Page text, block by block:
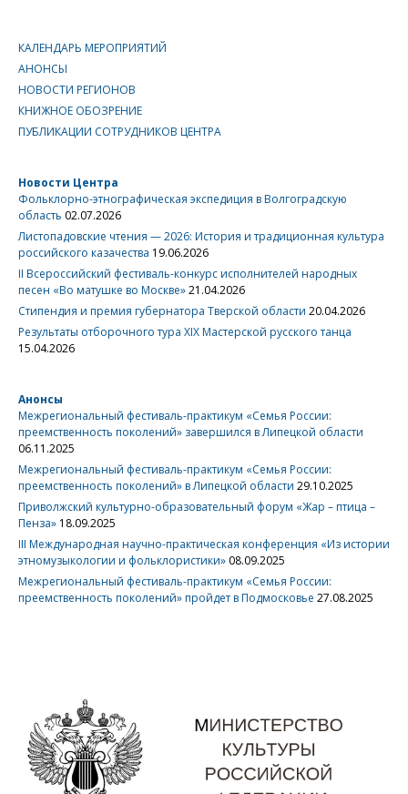
КАЛЕНДАРЬ МЕРОПРИЯТИЙ
АНОНСЫ
НОВОСТИ РЕГИОНОВ
КНИЖНОЕ ОБОЗРЕНИЕ
ПУБЛИКАЦИИ СОТРУДНИКОВ ЦЕНТРА
Новости Центра
Фольклорно-этнографическая экспедиция в Волгоградскую
область 02.07.2026
Листопадовские чтения — 2026: История и традиционная культура
российского казачества 19.06.2026
II Всероссийский фестиваль-конкурс исполнителей народных
песен «Во матушке во Москве»21.04.2026
Стипендия и премия губернатора Тверской области 20.04.2026
Результаты отборочного тура XIX Мастерской русского танца
15.04.2026
Анонсы
Межрегиональный фестиваль-практикум «Семья России:
преемственность поколений» завершился в Липецкой области
06.11.2025
Межрегиональный фестиваль-практикум «Семья России:
преемственность поколений» в Липецкой области 29.10.2025
Приволжский культурно-образовательный форум «Жар – птица –
Пенза» 18.09.2025
III Международная научно-практическая конференция «Из истории
этномузыкологии и фольклористики» 08.09.2025
Межрегиональный фестиваль-практикум «Семья России:
преемственность поколений» пройдет в Подмосковье 27.08.2025